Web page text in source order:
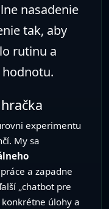
nasadenie
tak, aby
rutinu a
experimentu
My sa
a zapadne
„chatbot pre
úlohy a